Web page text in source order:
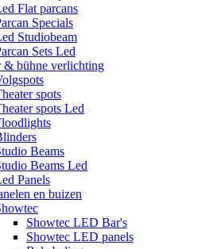
Flat parcans
Specials
Studiobeam
Sets Led
& bühne verlichting
spots
spots Led
Beams
Beams Led
Panels
en buizen
Showtec LED Bar's
Showtec LED panels